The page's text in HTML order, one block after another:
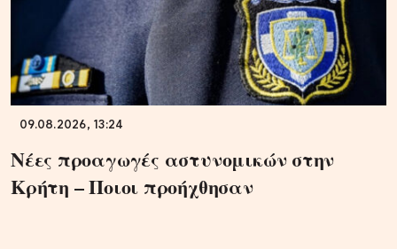
09.08.2026, 13:24
Νέες προαγωγές αστυνομικών στην
Κρήτη – Ποιοι προήχθησαν